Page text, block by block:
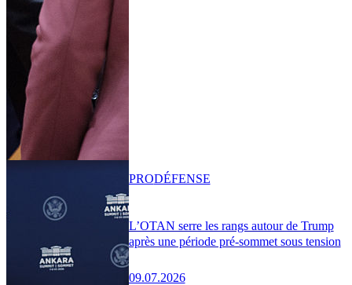
L’OTAN serre les rangs autour de Trump
après une période pré-sommet sous tension
09.07.2026
PRODÉFENSE